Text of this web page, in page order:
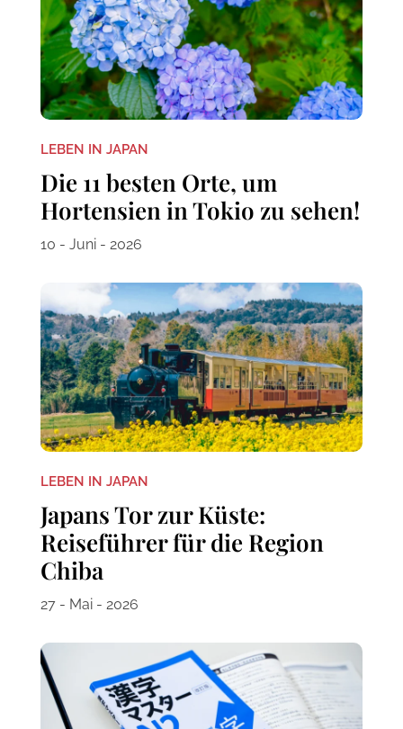
LEBEN IN JAPAN
Die 11 besten Orte, um
Hortensien in Tokio zu sehen!
10 - Juni - 2026
LEBEN IN JAPAN
Japans Tor zur Küste:
Reiseführer für die Region
Chiba
27 - Mai - 2026